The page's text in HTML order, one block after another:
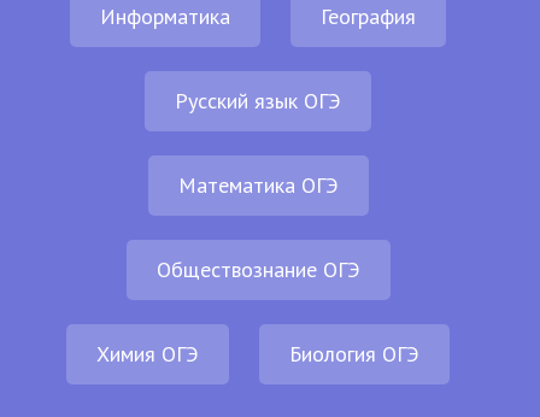
Информатика География
Русский язык ОГЭ
Математика ОГЭ
Обществознание ОГЭ
Химия ОГЭ Биология ОГЭ